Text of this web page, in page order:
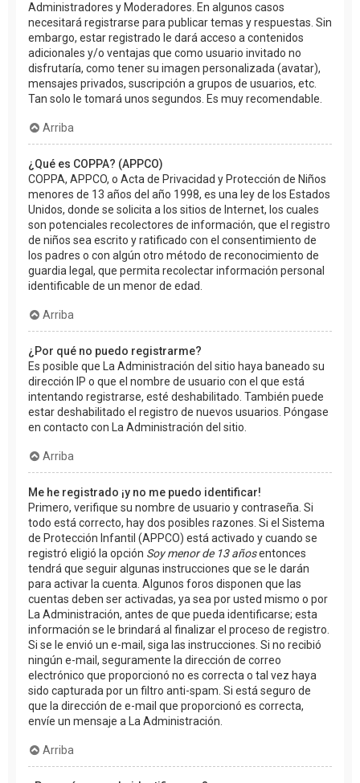
Administradores y Moderadores. En algunos casos
necesitará registrarse para publicar temas y respuestas. Sin
embargo, estar registrado le dará acceso a contenidos
adicionales y/o ventajas que como usuario invitado no
disfrutaría, como tener su imagen personalizada (avatar),
mensajes privados, suscripción a grupos de usuarios, etc.
Tan solo le tomará unos segundos. Es muy recomendable.
Arriba
¿Qué es COPPA? (APPCO)
COPPA, APPCO, o Acta de Privacidad y Protección de Niños
menores de 13 años del año 1998, es una ley de los Estados
Unidos, donde se solicita a los sitios de Internet, los cuales
son potenciales recolectores de información, que el registro
de niños sea escrito y ratificado con el consentimiento de
los padres o con algún otro método de reconocimiento de
guardia legal, que permita recolectar información personal
identificable de un menor de edad.
Arriba
¿Por qué no puedo registrarme?
Es posible que La Administración del sitio haya baneado su
dirección IP o que el nombre de usuario con el que está
intentando registrarse, esté deshabilitado. También puede
estar deshabilitado el registro de nuevos usuarios. Póngase
en contacto con La Administración del sitio.
Arriba
Me he registrado ¡y no me puedo identificar!
Primero, verifique su nombre de usuario y contraseña. Si
todo está correcto, hay dos posibles razones. Si el Sistema
de Protección Infantil (APPCO) está activado y cuando se
registró eligió la opción Soy menor de 13 añosentonces
tendrá que seguir algunas instrucciones que se le darán
para activar la cuenta. Algunos foros disponen que las
cuentas deben ser activadas, ya sea por usted mismo o por
La Administración, antes de que pueda identificarse; esta
información se le brindará al finalizar el proceso de registro.
Si se le envió un e-mail, siga las instrucciones. Si no recibió
ningún e-mail, seguramente la dirección de correo
electrónico que proporcionó no es correcta o tal vez haya
sido capturada por un filtro anti-spam. Si está seguro de
que la dirección de e-mail que proporcionó es correcta,
envíe un mensaje a La Administración.
Arriba